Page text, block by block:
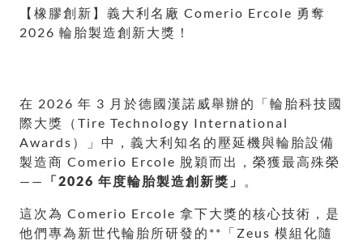
【橡膠創新】義大利名廠 Comerio Ercole 勇奪
2026 輪胎製造創新大獎！
在 2026 年 3 月於德國漢諾威舉辦的「輪胎科技國
際大獎（Tire Technology International
Awards）」中，義大利知名的壓延機與輪胎設備
製造商 Comerio Ercole 脫穎而出，榮獲最高殊榮
——
「2026 年度輪胎製造創新獎」 。
這次為 Comerio Ercole 拿下大獎的核心技術，是
他們專為新世代輪胎所研發的**「Zeus 模組化隨